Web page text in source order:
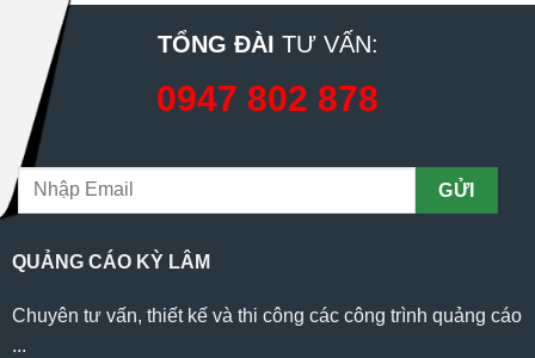
TỔNG ĐÀI TƯ VẤN:
0947 802 878
QUẢNG CÁO KỲ LÂM
Chuyên tư vấn, thiết kế và thi công các công trình quảng cáo
...